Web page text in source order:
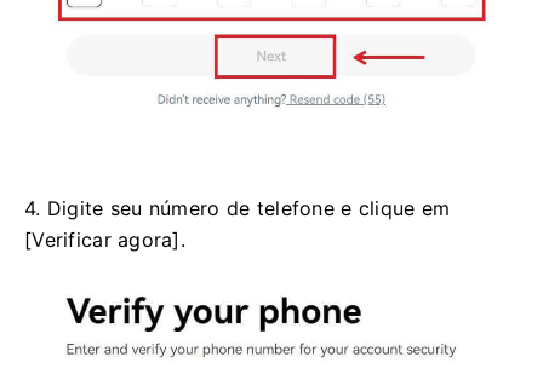
4. Digite seu número de telefone e clique em
[Verificar agora].